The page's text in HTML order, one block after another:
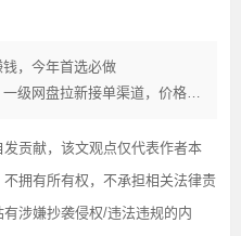
钱，今年首选必做
下一篇：星聚时代网盘拉新平台，一级网盘拉新接单渠道，价格高结算快！
贡献，该文观点仅代表作者本
拥有所有权，不承担相关法律责
涉嫌抄袭侵权/违法违规的内